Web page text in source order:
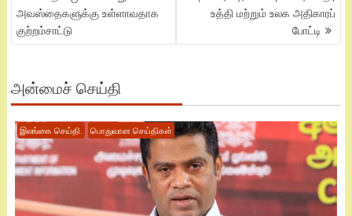
அவஸ்தைகளுக்கு உள்ளாவதாக
குற்றம்சாட்டு
உத்தி மற்றும் உலக அதிகாரப்
போட்டி
அன்மைச் செய்தி
இலங்கை செய்தி. பொதுவான செய்திகள்